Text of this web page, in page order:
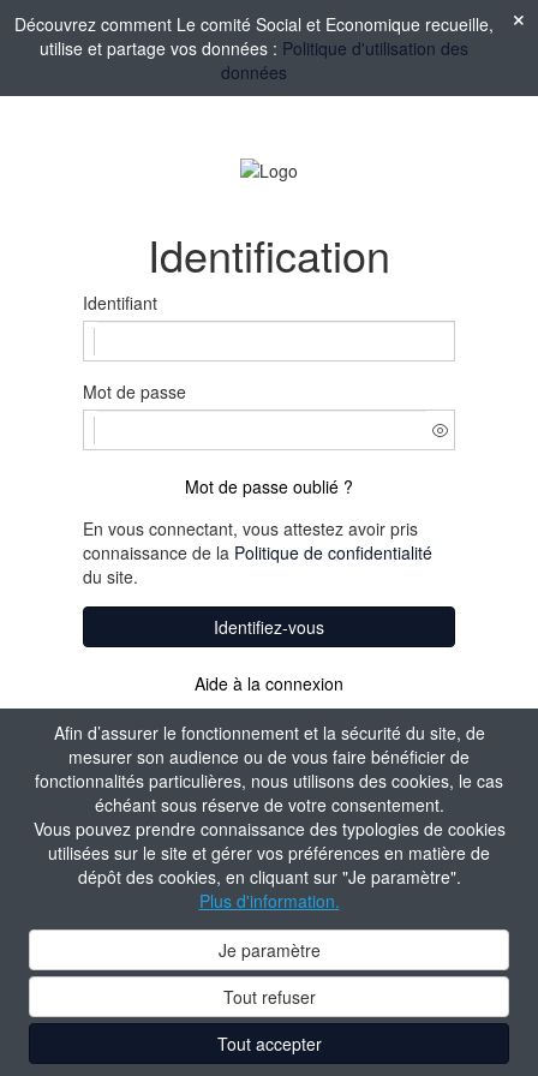
Afin d’assurer le fonctionnement et la sécurité du site, de
mesurer son audience ou de vous faire bénéficier de
fonctionnalités particulières, nous utilisons des cookies, le cas
échéant sous réserve de votre consentement.
Vous pouvez prendre connaissance des typologies de cookies
utilisées sur le site et gérer vos préférences en matière de
dépôt des cookies, en cliquant sur "Je paramètre".
Plus d'information.
Je paramètre
Tout refuser
Tout accepter
Découvrez comment Le comité Social et Economique recueille,
utilise et partage vos données : Politique d'utilisation des
données
Identification
Identifiant
Mot de passe
Mot de passe oublié ?
En vous connectant, vous attestez avoir pris
connaissance de la Politique de confidentialité
du site.
Identifiez-vous
Aide à la connexion